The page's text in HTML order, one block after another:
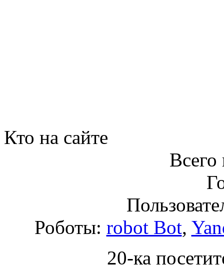
Кто на сайте
Всего
Роботы: robot Bot,
20-ка